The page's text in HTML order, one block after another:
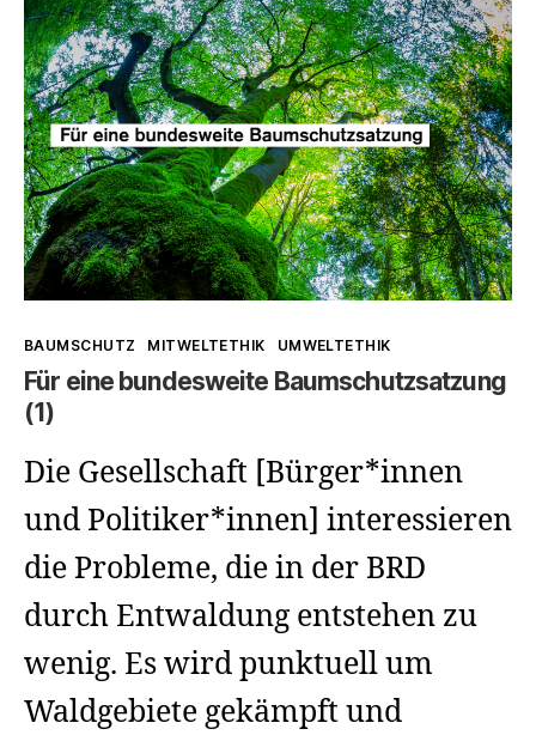
Kategorien
BAUMSCHUTZ MITWELTETHIK UMWELTETHIK
Für eine bundesweite Baumschutzsatzung
(1)
Die Gesellschaft [Bürger*innen
und Politiker*innen] interessieren
die Probleme, die in der BRD
durch Entwaldung entstehen zu
wenig. Es wird punktuell um
Waldgebiete gekämpft und